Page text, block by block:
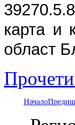
карта и
област
Начало